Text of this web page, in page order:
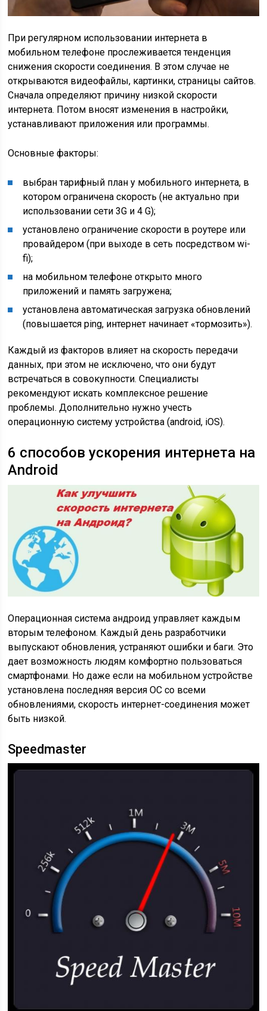
При регулярном использовании интернета в
мобильном телефоне прослеживается тенденция
снижения скорости соединения. В этом случае не
открываются видеофайлы, картинки, страницы сайтов.
Сначала определяют причину низкой скорости
интернета. Потом вносят изменения в настройки,
устанавливают приложения или программы.
Основные факторы:
выбран тарифный план у мобильного интернета, в
котором ограничена скорость (не актуально при
использовании сети 3G и 4 G);
установлено ограничение скорости в роутере или
провайдером (при выходе в сеть посредством wi-
fi);
на мобильном телефоне открыто много
приложений и память загружена;
установлена автоматическая загрузка обновлений
(повышается ping, интернет начинает «тормозить»).
Каждый из факторов влияет на скорость передачи
данных, при этом не исключено, что они будут
встречаться в совокупности. Специалисты
рекомендуют искать комплексное решение
проблемы. Дополнительно нужно учесть
операционную систему устройства (android, iOS).
6 способов ускорения интернета на
Android
Операционная система андроид управляет каждым
вторым телефоном. Каждый день разработчики
выпускают обновления, устраняют ошибки и баги. Это
дает возможность людям комфортно пользоваться
смартфонами. Но даже если на мобильном устройстве
установлена последняя версия ОС со всеми
обновлениями, скорость интернет-соединения может
быть низкой.
Speedmaster